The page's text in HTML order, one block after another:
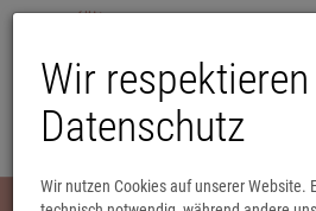
Wir
Datenschutz
Wir nutzen Cookies auf unserer Website.